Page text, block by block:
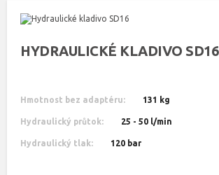
HYDRAULICKÉ KLADIVO SD16
Hmotnost bez adaptéru: 131 kg
Hydraulický průtok: 25 - 50 l/min
Hydraulický tlak: 120 bar